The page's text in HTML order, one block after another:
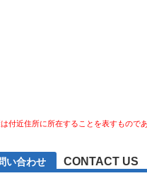
付近住所に所在することを表すもので
い合わせ CONTACT US